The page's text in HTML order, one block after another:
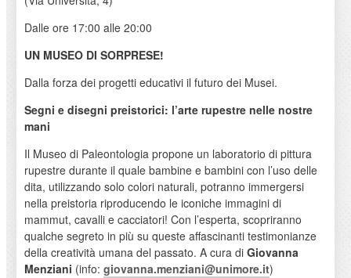
Dalle ore 17:00 alle 20:00
UN MUSEO DI SORPRESE!
Dalla forza dei progetti educativi il futuro dei Musei.
Segni e disegni preistorici: l’arte rupestre nelle nostre
mani
Il Museo di Paleontologia propone un laboratorio di pittura
rupestre durante il quale bambine e bambini con l’uso delle
dita, utilizzando solo colori naturali, potranno immergersi
nella preistoria riproducendo le iconiche immagini di
mammut, cavalli e cacciatori! Con l’esperta, scopriranno
qualche segreto in più su queste affascinanti testimonianze
della creatività umana del passato. A cura di Giovanna
Menziani (info: giovanna.menziani@unimore.it)